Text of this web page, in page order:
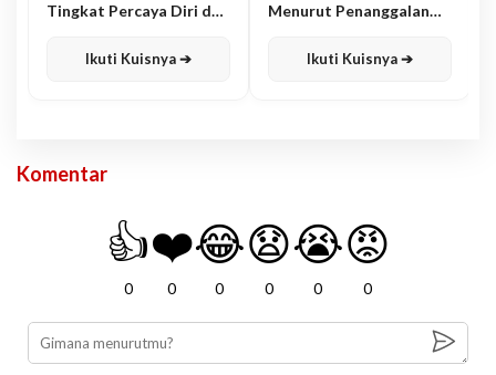
Tingkat Percaya Diri dan
Ikuti Kuisnya ➔
Menurut Penanggalan
Ikuti Kuisnya ➔
Komentar
👍
0
❤️
0
😂
0
😧
0
😭
0
😡
0